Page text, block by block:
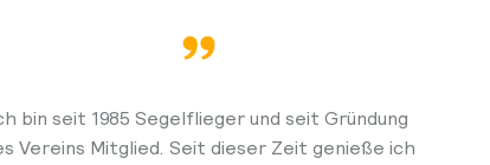
bin seit 1985 Segelflieger und seit Gründung
Vereins Mitglied. Seit dieser Zeit genieße ich